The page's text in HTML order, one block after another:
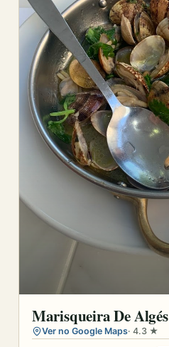
Marisqueira De Algés
Ver no Google Maps· 4.3 ★